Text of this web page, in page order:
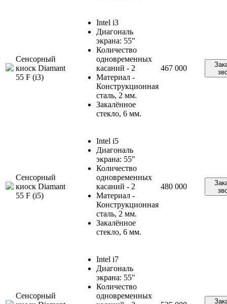
Сенсорный
киоск Diamant
55 F (i3)
Intel i3
Диагональ
экрана: 55"
Количество
одновременных
касаний - 2
Материал -
Конструкционная
сталь, 2 мм.
Закалённое
стекло, 6 мм.
467 000
Сенсорный
киоск Diamant
55 F (i5)
Intel i5
Диагональ
экрана: 55"
Количество
одновременных
касаний - 2
Материал -
Конструкционная
сталь, 2 мм.
Закалённое
стекло, 6 мм.
480 000
Сенсорный
Intel i7
Диагональ
экрана: 55"
Количество
одновременных